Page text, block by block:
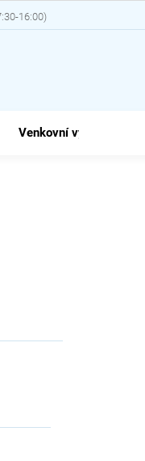
Venkovní vybavení